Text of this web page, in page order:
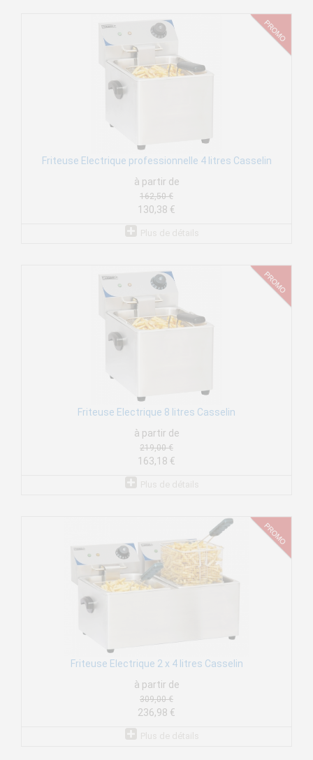
Friteuse Electrique professionnelle 4 litres Casselin
à partir de
162,50 €
130,38 €
Friteuse Electrique 8 litres Casselin
à partir de
219,00 €
163,18 €
Friteuse Electrique 2 x 4 litres Casselin
à partir de
309,00 €
236,98 €